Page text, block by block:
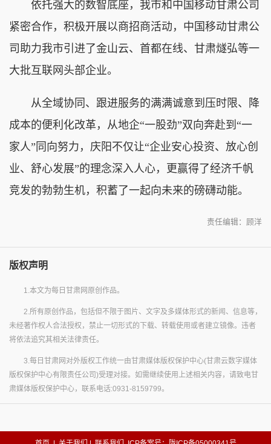
依托强大的数智底座，我市和中国移动甘肃公司
紧密合作，积极开展以商招商活动，中国移动甘肃公
司助力我市引进了金山云、首都在线、甘肃燧弘等一
大批互联网头部企业。
从全域协同、跟进服务的满满诚意到压时限、降
成本的便利化改革，从地企“一股劲”双向奔赴到“一
家人”同向努力，庆阳不仅让“企业安心投资、放心创
业、舒心发展”的理念深入人心，更赢得了经济千帆
竞发的勃勃生机，积蓄了一起向未来的磅礴动能。
责任编辑：顾洋
版权声明
1.本文为每日甘肃网原创作品。
2.所有原创作品，包括但不限于图片、文字及多媒体形式的新闻、信息等，
未经著作权人合法授权，禁止一切形式的下载、转载使用或者建立镜像。违者
将依法追究其相关法律责任。
3.每日甘肃网对外版权工作统一由甘肃媒体版权保护中心(甘肃云数字媒体
版权保护中心有限责任公司)受理对接。如需继续使用上述相关内容，请致电甘
肃媒体版权保护中心，联系电话:0931-8159799。